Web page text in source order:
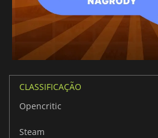
CLASSIFICAÇÃO
Opencritic
Steam